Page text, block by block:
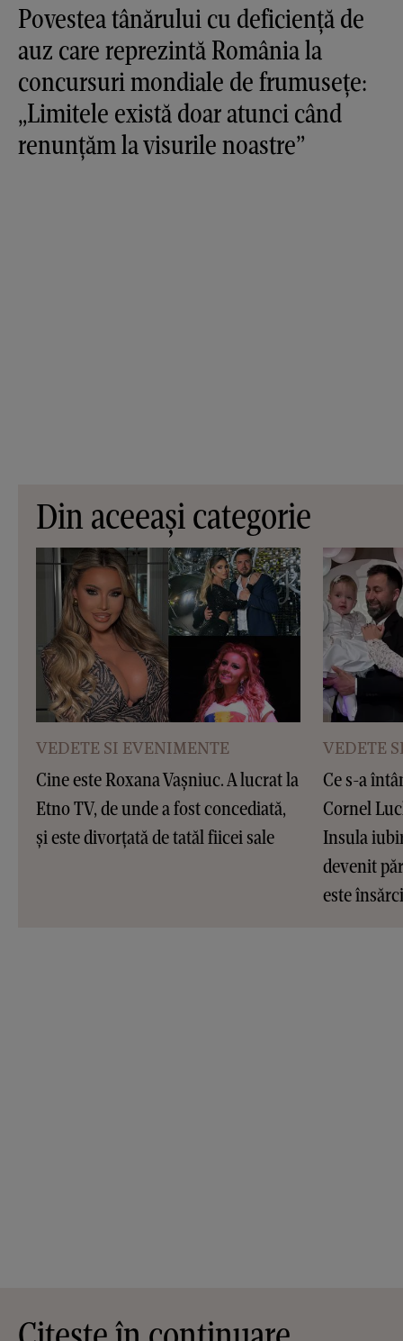
Povestea tânărului cu deficiență de
auz care reprezintă România la
concursuri mondiale de frumusețe:
„Limitele există doar atunci când
renunțăm la visurile noastre”
Din aceeași categorie
VEDETE SI EVENIMENTE
Cine este Roxana Vașniuc. A lucrat la
Etno TV, de unde a fost concediată,
și este divorțată de tatăl fiicei sale
VEDETE
Ce s-a
Cornel
Insula
devenit
este